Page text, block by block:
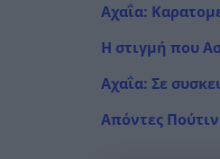
Αχαΐα:
Η στιγμή που
Αχαΐα: Σε
Απόντες